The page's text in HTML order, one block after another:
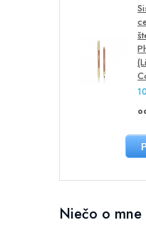
Niečo o mne